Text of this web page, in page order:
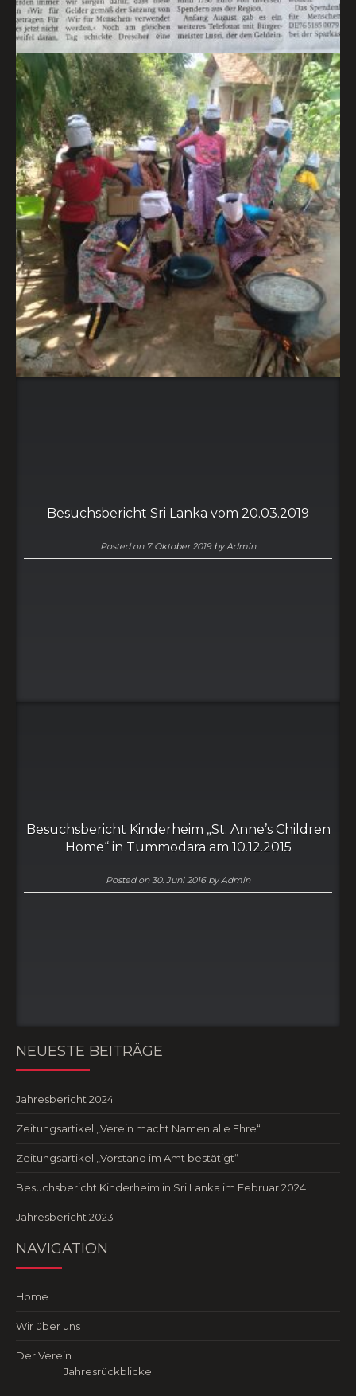
Besuchsbericht Sri Lanka vom 20.03.2019
Posted on 7. Oktober 2019by Admin
Besuchsbericht Kinderheim „St. Anne’s Children
Home“ in Tummodara am 10.12.2015
Posted on30. Juni 2016by Admin
NEUESTE BEITRÄGE
Jahresbericht 2024
Zeitungsartikel „Verein macht Namen alle Ehre“
Zeitungsartikel „Vorstand im Amt bestätigt“
Besuchsbericht Kinderheim in Sri Lanka im Februar 2024
Jahresbericht 2023
NAVIGATION
Home
Wir über uns
Der Verein
Jahresrückblicke